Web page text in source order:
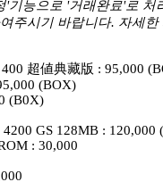
'기능으로 '거래완료'로 처
주시기 바랍니다. 자세한
超値典藏版 : 95,000
(BOX)
(B0X)
GS 128MB : 120,000
: 30,000